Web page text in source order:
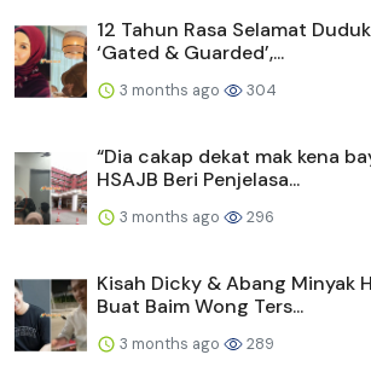
12 Tahun Rasa Selamat
‘Gated & Guarded’,...
3 months ago 304
“Dia cakap dekat mak kena
HSAJB Beri Penjelasa...
3 months ago 296
Kisah Dicky & Abang Minyak
Buat Baim Wong Ters...
3 months ago 289